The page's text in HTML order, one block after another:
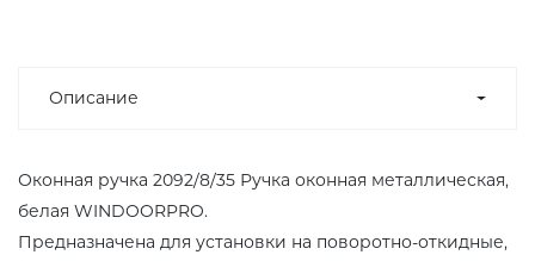
Описание
Оконная ручка 2092/8/35 Ручка оконная металлическая,
белая WINDOORPRO.
Предназначена для установки на поворотно-откидные,